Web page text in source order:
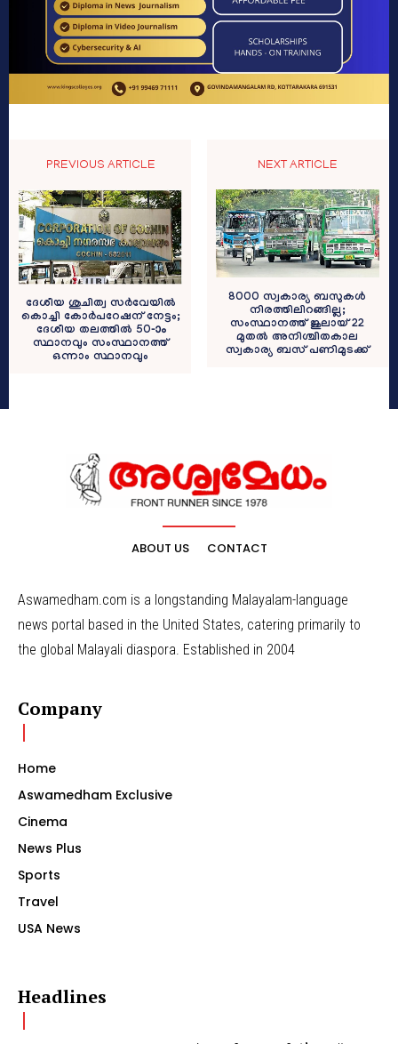
PREVIOUS ARTICLE
ദേശീയ ശുചിത്വ സര്‍വേയില്‍
കൊച്ചി കോര്‍പറേഷന് നേട്ടം;
ദേശീയ തലത്തില്‍ 50-ാം
സ്ഥാനവും സംസ്ഥാനത്ത്
ഒന്നാം സ്ഥാനവും
NEXT ARTICLE
8000 സ്വകാര്യ ബസുകൾ
നിരത്തിലിറങ്ങില്ല;
സംസ്ഥാനത്ത് ജൂലായ് 22
മുതൽ അനിശ്ചിതകാല
സ്വകാര്യ ബസ് പണിമുടക്ക്
ABOUT US CONTACT
Aswamedham.com is a longstanding Malayalam-language
news portal based in the United States, catering primarily to
the global Malayali diaspora. Established in 2004
Company
Home
Aswamedham Exclusive
Cinema
News Plus
Sports
Travel
USA News
Headlines